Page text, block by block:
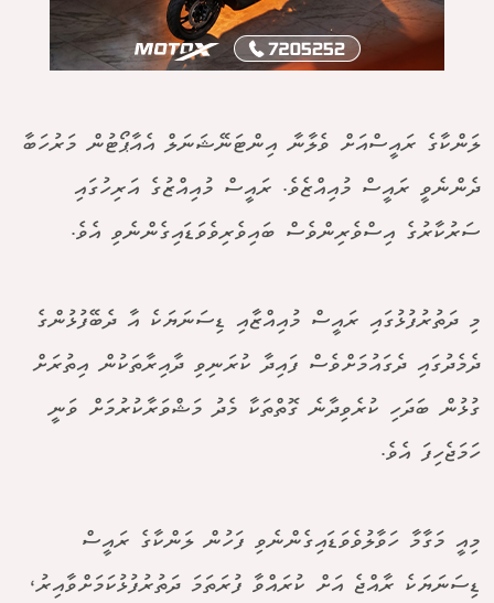
ލަންކާގެ ރައީސްއަށް ވެލާނާ އިންޓަނޭޝަނަލް އެއާޕޯޓުން މަރުހަބާ
ދެންނެވީ ރައީސް މުއިއްޒެވެ. ރައީސް މުއިއްޒުގެ އަރިހުގައި
ސަރުކާރުގެ އިސްވެރިންވެސް ބައިވެރިވެވަޑައިގެންނެވި އެވެ.
މި ދަތުރުފުޅުގައި ރައީސް މުއިއްޒާއި ޑިސަނަޔަކެ އާ ދެބޭފުޅުންގެ
ދެމެދުގައި ދެގައުމަށްވެސް ފައިދާ ކުރަނިވި ދާއިރާތަކުން އިތުރަށް
ގުޅުން ބަދަހި ކުރެވިދާނެ ގޮތްތަކާ މެދު މަޝްވަރާކުރުމަށް ވަނީ
ހަމަޖެހިފަ އެވެ.
މިއީ މަގާމާ ހަވާލުވެވަޑައިގެންނެވި ފަހުން ލަންކާގެ ރައީސް
ޑިސަނަޔަކެ ރާއްޖެ އަށް ކުރައްވާ ފުރަތަމަ ދަތުރުފުޅުކަމަށްވާއިރު،